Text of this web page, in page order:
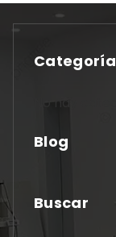
No hay
Blog
Buscar